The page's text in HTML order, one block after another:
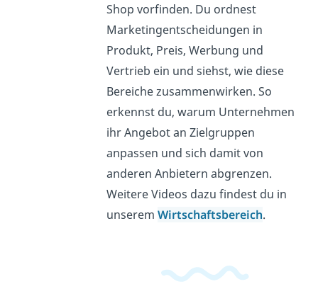
Shop vorfinden. Du ordnest
Marketingentscheidungen in
Produkt, Preis, Werbung und
Vertrieb ein und siehst, wie diese
Bereiche zusammenwirken. So
erkennst du, warum Unternehmen
ihr Angebot an Zielgruppen
anpassen und sich damit von
anderen Anbietern abgrenzen.
Weitere Videos dazu findest du in
unserem Wirtschaftsbereich.